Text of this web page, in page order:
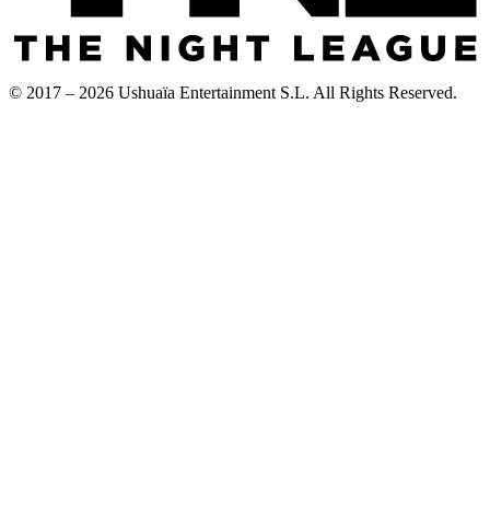
© 2017 – 2026 Ushuaïa Entertainment S.L. All Rights Reserved.